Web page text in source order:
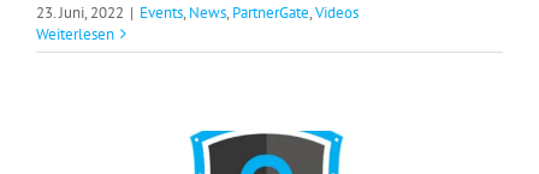
23. Juni, 2022 | Events, News, PartnerGate,Videos
WeiterlesenDomain Guardian – Unser Schutzschirm
für dedizierte Überwachung